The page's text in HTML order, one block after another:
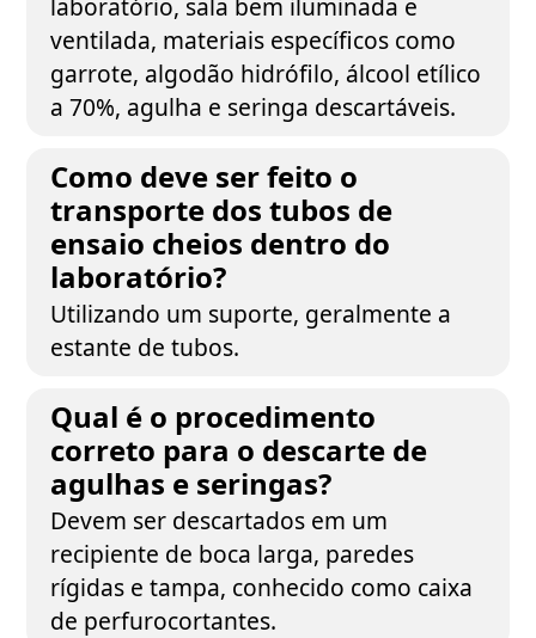
laboratório, sala bem iluminada e
ventilada, materiais específicos como
garrote, algodão hidrófilo, álcool etílico
a 70%, agulha e seringa descartáveis.
Como deve ser feito o
transporte dos tubos de
ensaio cheios dentro do
laboratório?
Utilizando um suporte, geralmente a
estante de tubos.
Qual é o procedimento
correto para o descarte de
agulhas e seringas?
Devem ser descartados em um
recipiente de boca larga, paredes
rígidas e tampa, conhecido como caixa
de perfurocortantes.